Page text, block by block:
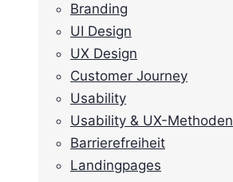
Branding
UI Design
UX Design
Customer Journey
Usability
Usability & UX-Methoden
Barrierefreiheit
Landingpages